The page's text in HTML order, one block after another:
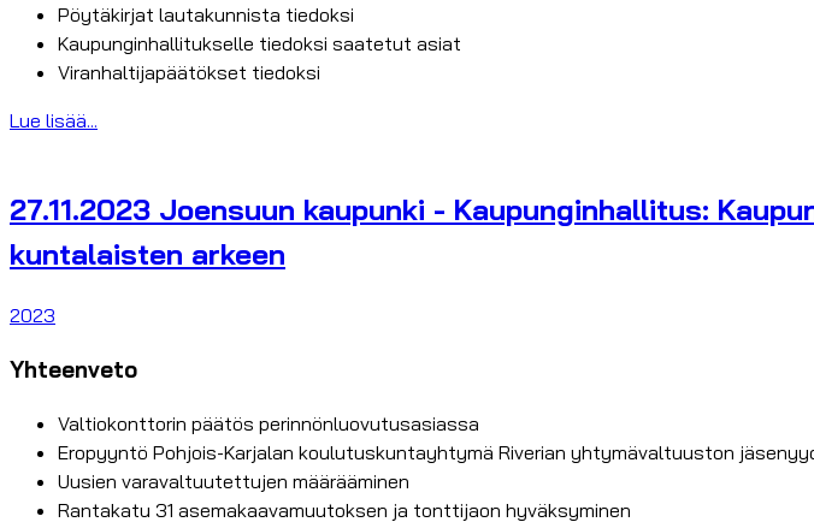
Pöytäkirjat lautakunnista tiedoksi
Kaupunginhallitukselle tiedoksi saatetut asiat
Viranhaltijapäätökset tiedoksi
Lue lisää...
27.11.2023 Joensuun kaupunki - Kaupunginhallitus:
kuntalaisten arkeen
2023
Yhteenveto
Valtiokonttorin päätös perinnönluovutusasiassa
Eropyyntö Pohjois-Karjalan koulutuskuntayhtymä Riverian yhtymävaltuuston
Uusien varavaltuutettujen määrääminen
Rantakatu 31 asemakaavamuutoksen ja tonttijaon hyväksyminen